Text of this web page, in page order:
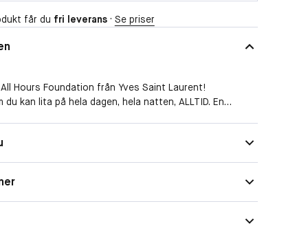
får du fri leverans· Se priser
Hours Foundation från Yves Saint Laurent!
kan lita på hela dagen, hela natten, ALLTID. En
med en jämn täckning som känns som om huden vore
är berikad med hyaluronsyra. Den återfuktar